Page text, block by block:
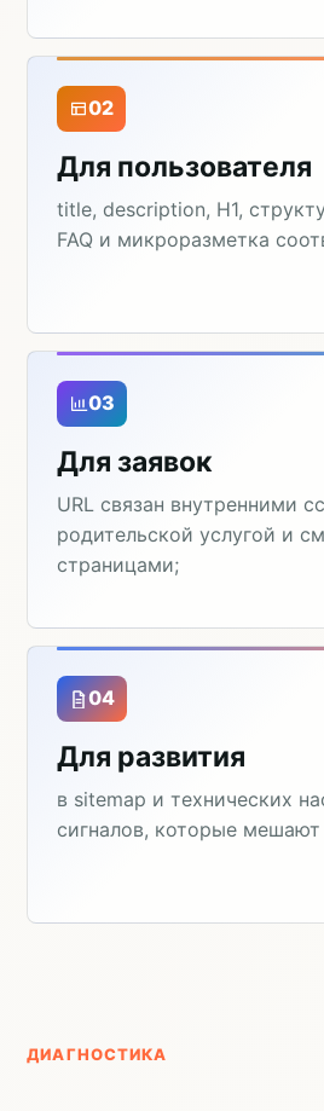
02
Для пользователя
title, description, H1,
FAQ и микроразметка
03
Для заявок
URL связан внутренними
родительской услугой и
страницами;
04
Для развития
в sitemap и технических
сигналов, которые
ДИАГНОСТИКА